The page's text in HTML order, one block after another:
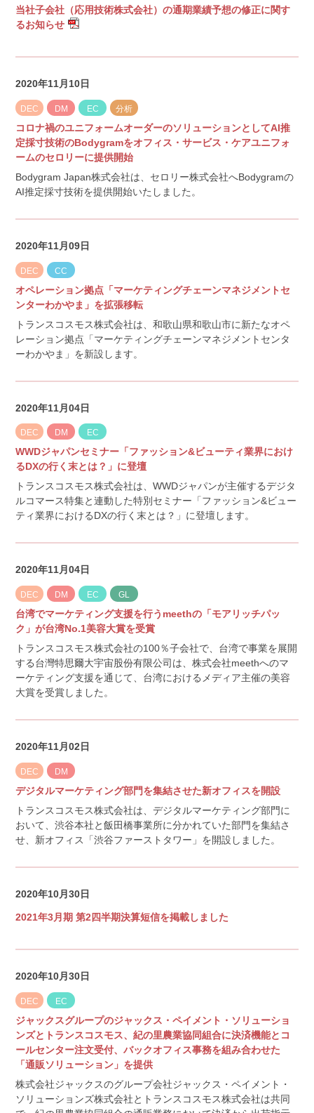
当社子会社（応用技術株式会社）の通期業績予想の修正に関す
るお知らせ
2020年11月10日
DEC DM EC 分析
コロナ禍のユニフォームオーダーのソリューションとしてAI推
定採寸技術のBodygramをオフィス・サービス・ケアユニフォ
ームのセロリーに提供開始
Bodygram Japan株式会社は、セロリー株式会社へBodygramの
AI推定採寸技術を提供開始いたしました。
2020年11月09日
DEC CC
オペレーション拠点「マーケティングチェーンマネジメントセ
ンターわかやま」を拡張移転
トランスコスモス株式会社は、和歌山県和歌山市に新たなオペ
レーション拠点「マーケティングチェーンマネジメントセンタ
ーわかやま」を新設します。
2020年11月04日
DEC DM EC
WWDジャパンセミナー「ファッション&ビューティ業界におけ
るDXの行く末とは？」に登壇
トランスコスモス株式会社は、WWDジャパンが主催するデジタ
ルコマース特集と連動した特別セミナー「ファッション&ビュー
ティ業界におけるDXの行く末とは？」に登壇します。
2020年11月04日
DEC DM EC GL
台湾でマーケティング支援を行うmeethの「モアリッチパッ
ク」が台湾No.1美容大賞を受賞
トランスコスモス株式会社の100％子会社で、台湾で事業を展開
する台灣特思爾大宇宙股份有限公司は、株式会社meethへのマ
ーケティング支援を通じて、台湾におけるメディア主催の美容
大賞を受賞しました。
2020年11月02日
DEC DM
デジタルマーケティング部門を集結させた新オフィスを開設
トランスコスモス株式会社は、デジタルマーケティング部門に
おいて、渋谷本社と飯田橋事業所に分かれていた部門を集結さ
せ、新オフィス「渋谷ファーストタワー」を開設しました。
2020年10月30日
2021年3月期 第2四半期決算短信を掲載しました
2020年10月30日
DEC EC
ジャックスグループのジャックス・ペイメント・ソリューショ
ンズとトランスコスモス、紀の里農業協同組合に決済機能とコ
ールセンター注文受付、バックオフィス事務を組み合わせた
「通販ソリューション」を提供
株式会社ジャックスのグループ会社ジャックス・ペイメント・
ソリューションズ株式会社とトランスコスモス株式会社は共同